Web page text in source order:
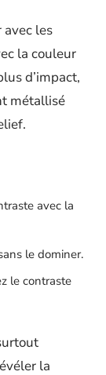
avec les
la couleur
d’impact,
métallisé
avec la
le dominer.
le contraste
la